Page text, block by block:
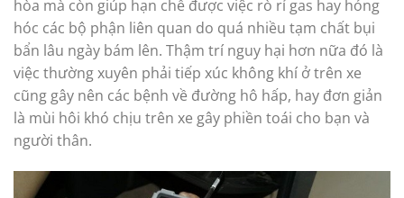
hòa mà còn giúp hạn chế được việc rò rỉ gas hay hỏng
hóc các bộ phận liên quan do quá nhiều tạm chất bụi
bẩn lâu ngày bám lên. Thậm trí nguy hại hơn nữa đó là
việc thường xuyên phải tiếp xúc không khí ở trên xe
cũng gây nên các bệnh về đường hô hấp, hay đơn giản
là mùi hôi khó chịu trên xe gây phiền toái cho bạn và
người thân.